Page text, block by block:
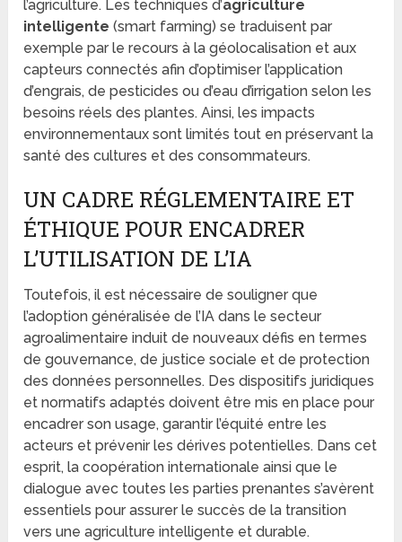
l’agriculture. Les techniques d’agriculture
intelligente (smart farming) se traduisent par
exemple par le recours à la géolocalisation et aux
capteurs connectés afin d’optimiser l’application
d’engrais, de pesticides ou d’eau d’irrigation selon les
besoins réels des plantes. Ainsi, les impacts
environnementaux sont limités tout en préservant la
santé des cultures et des consommateurs.
UN CADRE RÉGLEMENTAIRE ET
ÉTHIQUE POUR ENCADRER
L’UTILISATION DE L’IA
Toutefois, il est nécessaire de souligner que
l’adoption généralisée de l’IA dans le secteur
agroalimentaire induit de nouveaux défis en termes
de gouvernance, de justice sociale et de protection
des données personnelles. Des dispositifs juridiques
et normatifs adaptés doivent être mis en place pour
encadrer son usage, garantir l’équité entre les
acteurs et prévenir les dérives potentielles. Dans cet
esprit, la coopération internationale ainsi que le
dialogue avec toutes les parties prenantes s’avèrent
essentiels pour assurer le succès de la transition
vers une agriculture intelligente et durable.